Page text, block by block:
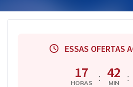
ESSAS OFERTAS
17
HORAS : 42
MIN :